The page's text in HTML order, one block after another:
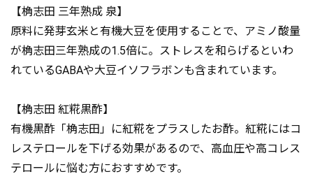
【桷志田 三年熟成 泉】
原料に発芽玄米と有機大豆を使用することで、アミノ酸量
が桷志田三年熟成の1.5倍に。ストレスを和らげるといわ
れているGABAや大豆イソフラボンも含まれています。
【桷志田 紅糀黒酢】
有機黒酢「桷志田」に紅糀をプラスしたお酢。紅糀にはコ
レステロールを下げる効果があるので、高血圧や高コレス
テロールに悩む方におすすめです。